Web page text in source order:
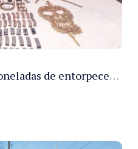
PMAM apreende 16,6 toneladas de entorpecentes e registra aumento nas prisões em flagrante e nas capturas de foragidos no primeiro semestre de 2026